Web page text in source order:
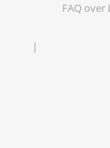
FAQ over